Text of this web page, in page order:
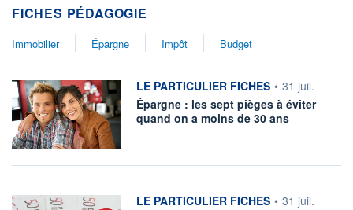
FICHES PÉDAGOGIE
Immobilier Épargne Impôt Budget
information fournie par
LE PARTICULIER FICHES • 31 juil.
Épargne : les sept pièges à éviter
quand on a moins de 30 ans
information fournie par
LE PARTICULIER FICHES • 31 juil.